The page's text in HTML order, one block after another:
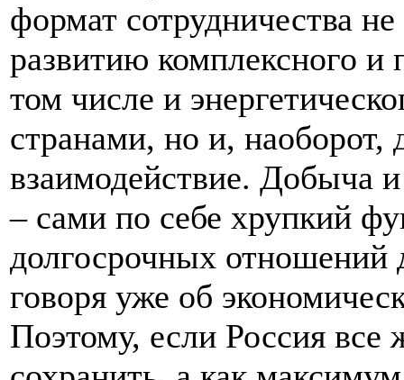
формат сотрудничества
развитию комплексного и
том числе и
странами, но и, наоборот,
взаимодействие. Добыча
– сами по себе хрупкий
долгосрочных отношений
говоря уже об
Поэтому, если Россия